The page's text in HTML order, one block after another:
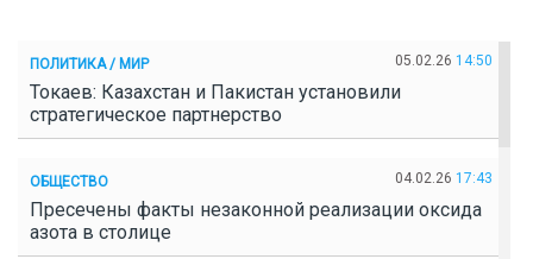
ПОЛИТИКА / МИР 05.02.26 14:50
Токаев: Казахстан и Пакистан установили
стратегическое партнерство
ОБЩЕСТВО 04.02.26 17:43
Пресечены факты незаконной реализации оксида
азота в столице